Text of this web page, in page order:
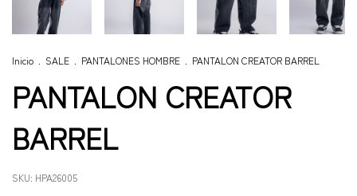
Inicio SALE PANTALONES HOMBRE PANTALON CREATOR BARREL
PANTALON CREATOR
BARREL
SKU: HPA26005